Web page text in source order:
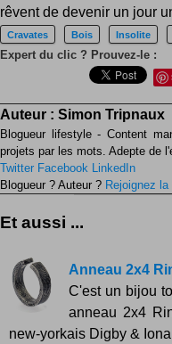
rêvent de devenir un jour
Cravates Bois Insolite
Expert du clic ? Prouvez-le :
Auteur : Simon Tripnaux
Blogueur lifestyle - Content
projets par les mots. Adepte de
Twitter Facebook LinkedIn
Blogueur ? Auteur ? Rejoignez
Et aussi ...
Anneau 2x4
C'est un bijou
anneau 2x4
new-yorkais Digby & Iona